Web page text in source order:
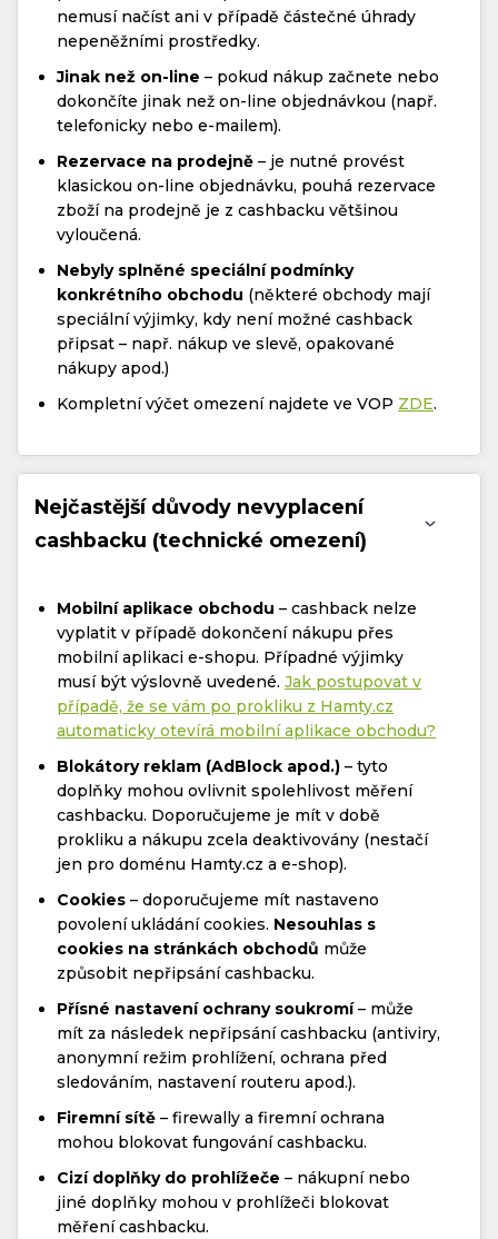
nemusí načíst ani v případě částečné úhrady
nepeněžními prostředky.
Jinak než on-line – pokud nákup začnete nebo
dokončíte jinak než on-line objednávkou (např.
telefonicky nebo e-mailem).
Rezervace na prodejně – je nutné provést
klasickou on-line objednávku, pouhá rezervace
zboží na prodejně je z cashbacku většinou
vyloučená.
Nebyly splněné speciální podmínky
konkrétního obchodu (některé obchody mají
speciální výjimky, kdy není možné cashback
připsat – např. nákup ve slevě, opakované
nákupy apod.)
Kompletní výčet omezení najdete ve VOP ZDE.
Nejčastější důvody nevyplacení
cashbacku (technické omezení)
Mobilní aplikace obchodu – cashback nelze
vyplatit v případě dokončení nákupu přes
mobilní aplikaci e-shopu. Případné výjimky
musí být výslovně uvedené. Jak postupovat v
případě, že se vám po prokliku z Hamty.cz
automaticky otevírá mobilní aplikace obchodu?
Blokátory reklam (AdBlock apod.) – tyto
doplňky mohou ovlivnit spolehlivost měření
cashbacku. Doporučujeme je mít v době
prokliku a nákupu zcela deaktivovány (nestačí
jen pro doménu Hamty.cz a e-shop).
Cookies – doporučujeme mít nastaveno
povolení ukládání cookies. Nesouhlas s
cookies na stránkách obchodů může
způsobit nepřipsání cashbacku.
Přísné nastavení ochrany soukromí– může
mít za následek nepřipsání cashbacku (antiviry,
anonymní režim prohlížení, ochrana před
sledováním, nastavení routeru apod.).
Firemní sítě – firewally a firemní ochrana
mohou blokovat fungování cashbacku.
Cizí doplňky do prohlížeče – nákupní nebo
jiné doplňky mohou v prohlížeči blokovat
měření cashbacku.